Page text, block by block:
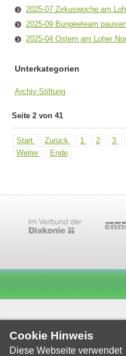
2025-07 Zirkuswoche am
2025-09 Bungeeteam
2025-04 Ostern am Loher
Unterkategorien
Archiv-Stiftung
Seite 2 von 41
Start Zurück 1 2 3
Weiter
Ende
Cookie Hinweis
Diese Webseite verwendet